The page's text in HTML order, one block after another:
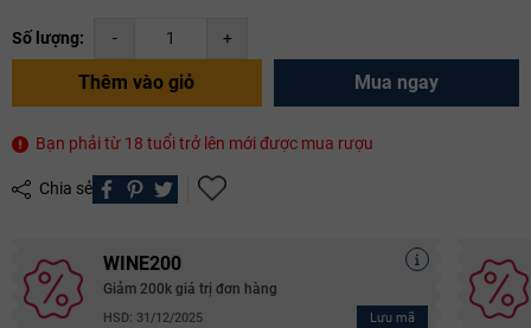
Số lượng: - +
Thêm vào giỏ Mua ngay
Bạn phải từ 18 tuổi trở lên mới được mua rượu
Chia sẻ
WINE200
Giảm 200k giá trị đơn hàng
HSD: 31/12/2025 Lưu mã